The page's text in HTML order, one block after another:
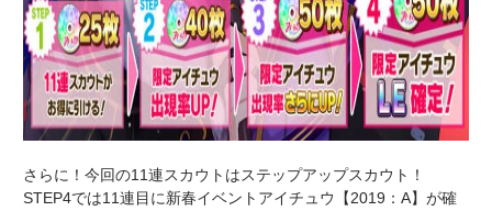
さらに！今回の11連スカウトはステップアップスカウト！
STEP4では11連目に新春イベントアイチュウ【2019：A】が確